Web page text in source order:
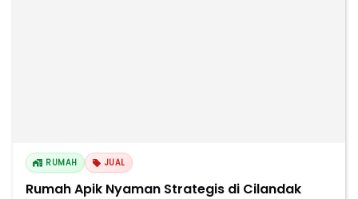
RUMAH JUAL
Rumah Apik Nyaman Strategis di Cilandak